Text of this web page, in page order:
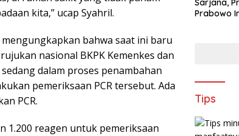
kita,” ucap Syahril.
bahwa saat ini baru
nasional BKPK Kemenkes dan
dalam proses penambahan
pemeriksaan PCR tersebut. Ada
PCR.
1.200 reagen untuk pemeriksaan
Sarjana,
Prabowo
Tips